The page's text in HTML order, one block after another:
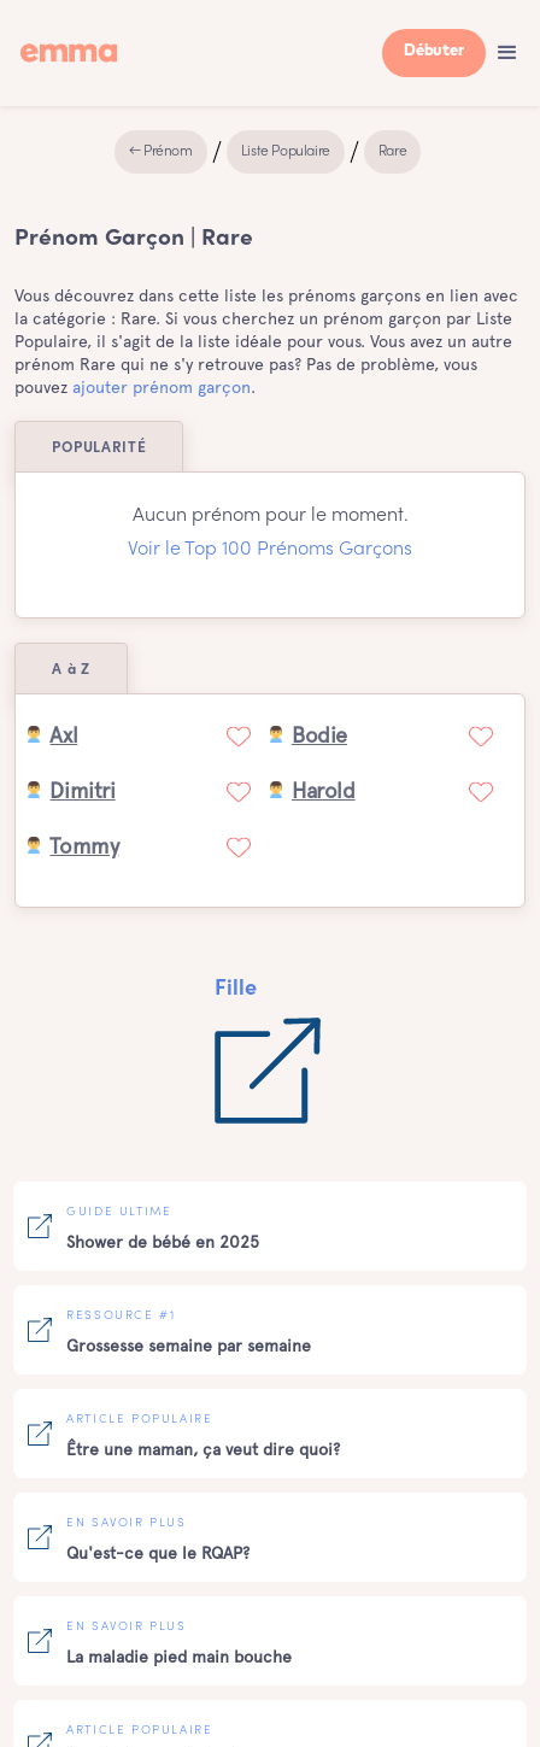
Débuter
← Prénom Liste Populaire Rare
Prénom Garçon | Rare
Vous découvrez dans cette liste les prénoms garçons en lien avec
la catégorie : Rare. Si vous cherchez un prénom garçon par Liste
Populaire, il s'agit de la liste idéale pour vous. Vous avez un autre
prénom Rare qui ne s'y retrouve pas? Pas de problème, vous
pouvez ajouter prénom garçon.
POPULARITÉ
Aucun prénom pour le moment.
Voir le Top 100 Prénoms Garçons
A à Z
Axl Bodie
Dimitri Harold
Tommy
Fille
GUIDE ULTIME
Shower de bébé en 2025
RESSOURCE #1
Grossesse semaine par semaine
ARTICLE POPULAIRE
Être une maman, ça veut dire quoi?
EN SAVOIR PLUS
Qu'est-ce que le RQAP?
EN SAVOIR PLUS
La maladie pied main bouche
ARTICLE POPULAIRE